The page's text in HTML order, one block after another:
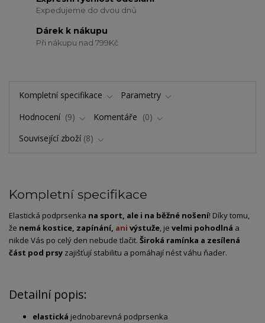
Expedujeme do dvou dnů
Dárek k nákupu
Při nákupu nad 799Kč
Kompletní specifikace
Parametry
Hodnocení
9 Komentáře
0
Související zboží 8
Kompletní specifikace
Elastická podprsenka na sport, ale i na běžné nošení! Díky tomu,
že nemá kostice, zapínání, ani výstuže, je velmi pohodlná a
nikde Vás po celý den nebude tlačit. Široká ramínka a zesílená
část pod prsy zajišťují stabilitu a pomáhají nést váhu ňader.
Detailní popis:
elastická jednobarevná podprsenka